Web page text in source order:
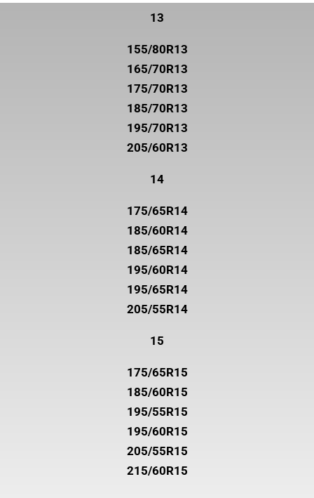
13
155/80R13
165/70R13
175/70R13
185/70R13
195/70R13
205/60R13
14
175/65R14
185/60R14
185/65R14
195/60R14
195/65R14
205/55R14
15
175/65R15
185/60R15
195/55R15
195/60R15
205/55R15
215/60R15